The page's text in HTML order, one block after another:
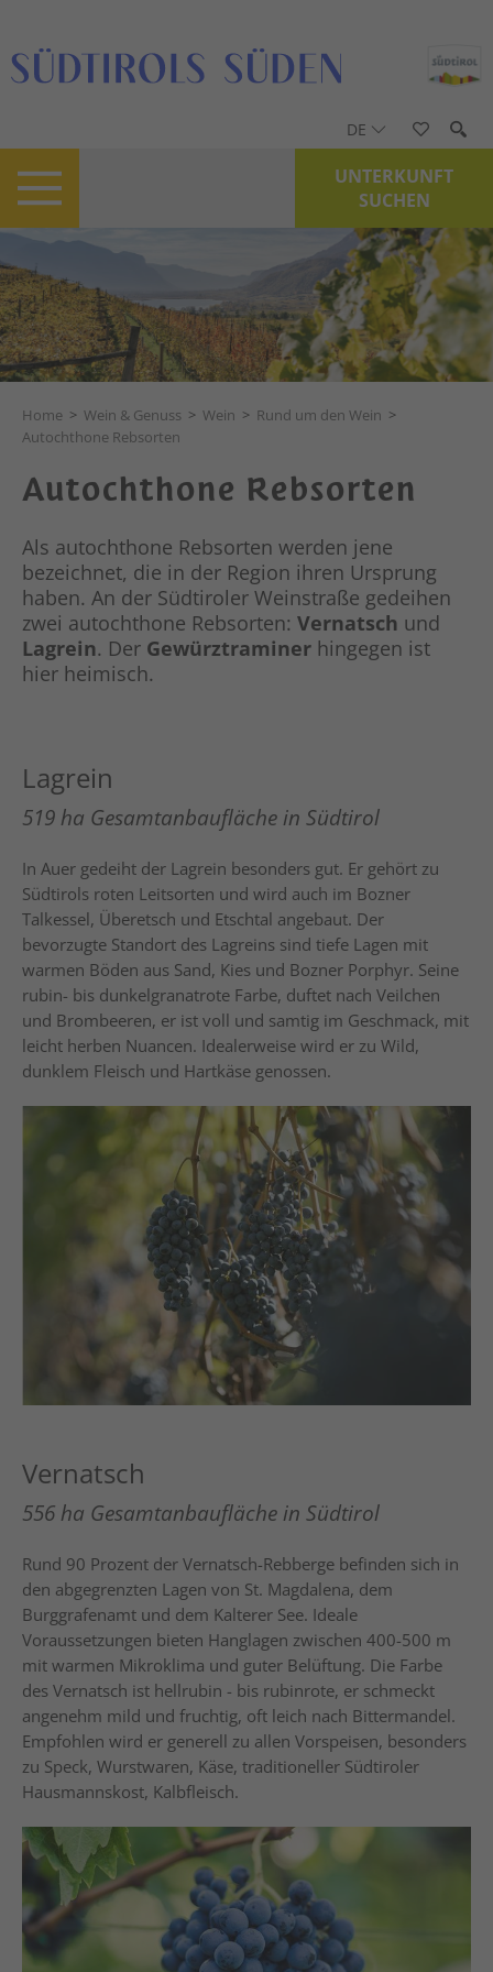
DE
UNTERKUNFT
SUCHEN
Home > Wein & Genuss > Wein > Rund um den Wein >
Autochthone Rebsorten
Autochthone Rebsorten
Als autochthone Rebsorten werden jene
bezeichnet, die in der Region ihren Ursprung
haben. An der Südtiroler Weinstraße gedeihen
zwei autochthone Rebsorten: Vernatsch und
Lagrein. Der Gewürztraminer hingegen ist
hier heimisch.
Lagrein
519 ha Gesamtanbaufläche in Südtirol
In Auer gedeiht der Lagrein besonders gut. Er gehört zu
Südtirols roten Leitsorten und wird auch im Bozner
Talkessel, Überetsch und Etschtal angebaut. Der
bevorzugte Standort des Lagreins sind tiefe Lagen mit
warmen Böden aus Sand, Kies und Bozner Porphyr. Seine
rubin- bis dunkelgranatrote Farbe, duftet nach Veilchen
und Brombeeren, er ist voll und samtig im Geschmack, mit
leicht herben Nuancen. Idealerweise wird er zu Wild,
dunklem Fleisch und Hartkäse genossen.
Vernatsch
556 ha Gesamtanbaufläche in Südtirol
Rund 90 Prozent der Vernatsch-Rebberge befinden sich in
den abgegrenzten Lagen von St. Magdalena, dem
Burggrafenamt und dem Kalterer See. Ideale
Voraussetzungen bieten Hanglagen zwischen 400-500 m
mit warmen Mikroklima und guter Belüftung. Die Farbe
des Vernatsch ist hellrubin - bis rubinrote, er schmeckt
angenehm mild und fruchtig, oft leich nach Bittermandel.
Empfohlen wird er generell zu allen Vorspeisen, besonders
zu Speck, Wurstwaren, Käse, traditioneller Südtiroler
Hausmannskost, Kalbfleisch.